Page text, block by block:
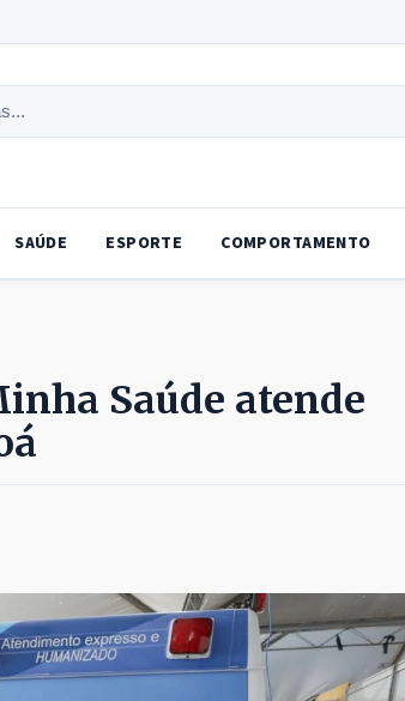
SAÚDE ESPORTE COMPORTAMENTO
Saúde atende